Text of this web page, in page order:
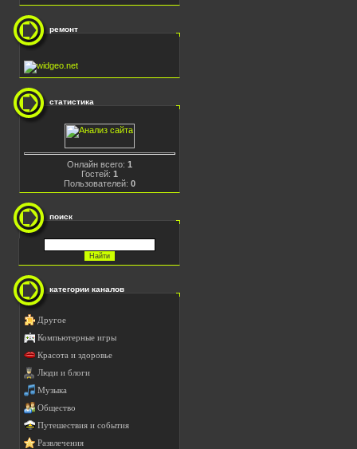
ремонт
статистика
Онлайн всего: 1
Гостей: 1
Пользователей: 0
поиск
категории каналов
Другое
Компьютерные игры
Красота и здоровье
Люди и блоги
Музыка
Общество
Путешествия и события
Развлечения